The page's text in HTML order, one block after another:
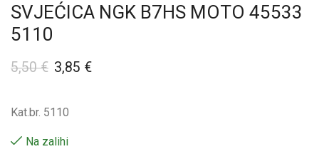
SVJEĆICA NGK B7HS MOTO 45533
5110
5,50€ 3,85 €
Kat.br. 5110
Na zalihi